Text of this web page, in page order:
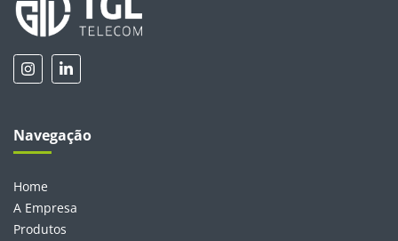
Navegação
Home
A Empresa
Produtos